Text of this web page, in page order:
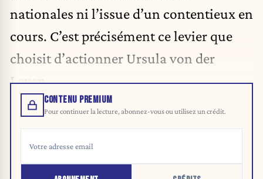
nationales ni l’issue d’un contentieux en
cours. C’est précisément ce levier que
choisit d’actionner Ursula von der
Leyen.
CONTENU PREMIUM
Pour continuer la lecture, abonnez-vous ou utilisez un crédit.